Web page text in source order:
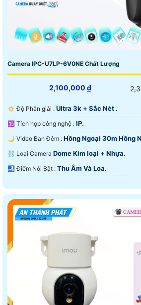
Camera IPC-U7LP-6V0NE Chất Lượng
2,100,000 ₫
🔅 Độ Phân giải : Ultra 3k + Sắc Nét .
🕉️ Tích hợp công nghệ : IP.
🌙 Video Ban Đêm : Hồng Ngoại 30m Hồng
⛓ Loại Camera Dome Kim loại + Nhựa.
️🛃 Điểm Nỗi Bật : Thu Âm Và Loa.